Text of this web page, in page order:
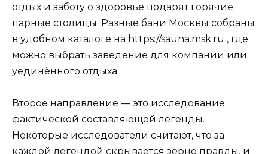
отдых и заботу о здоровье подарят горячие
парные столицы. Разные бани Москвы собраны
в удобном каталоге на https://sauna.msk.ru , где
можно выбрать заведение для компании или
уединённого отдыха.
Второе направление — это исследование
фактической составляющей легенды.
Некоторые исследователи считают, что за
каждой легендой скрывается зерно правды, и